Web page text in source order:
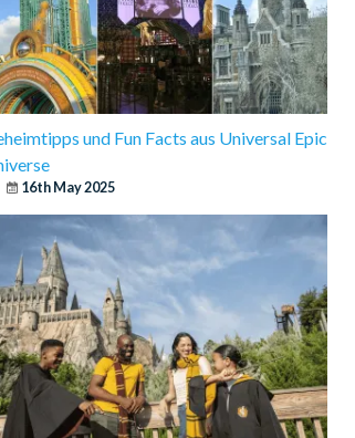
und Fun Facts aus Universal Epic
16th May 2025